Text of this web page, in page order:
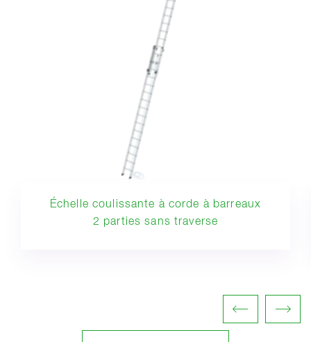
Échelle coulissante à corde à barreaux
2 parties sans traverse